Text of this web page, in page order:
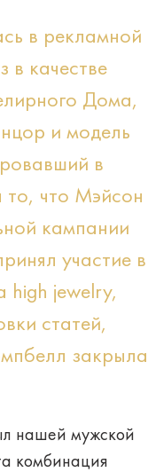
в рекламной
в качестве
Дома,
и модель
в
то, что Мэйсон
кампании
участие в
high jewelry,
статей,
закрыла
нашей мужской
комбинация